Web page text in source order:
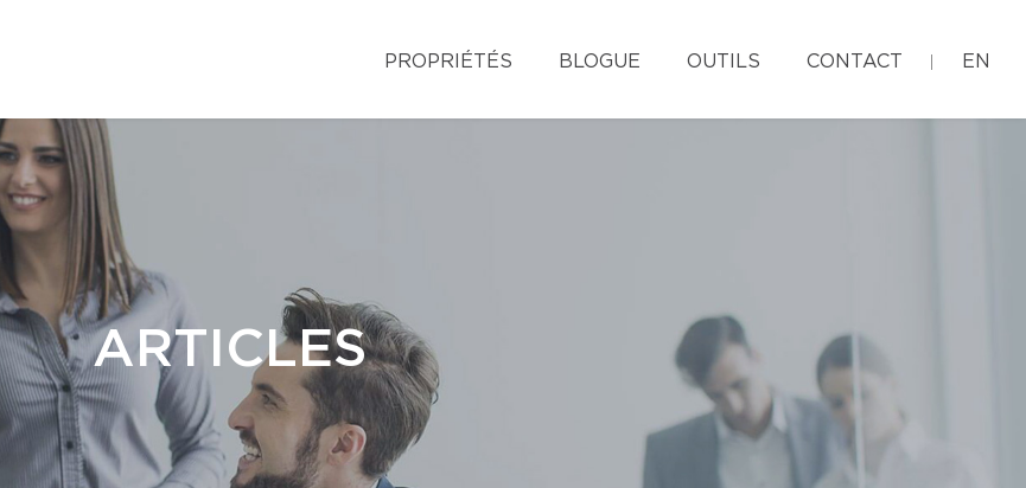
PROPRIÉTÉS BLOGUE OUTILS CONTACT EN
ARTICLES